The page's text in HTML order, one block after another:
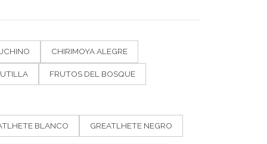
CHIRIMOYA ALEGRE
FRUTOS DEL BOSQUE
BLANCO GREATLHETE NEGRO